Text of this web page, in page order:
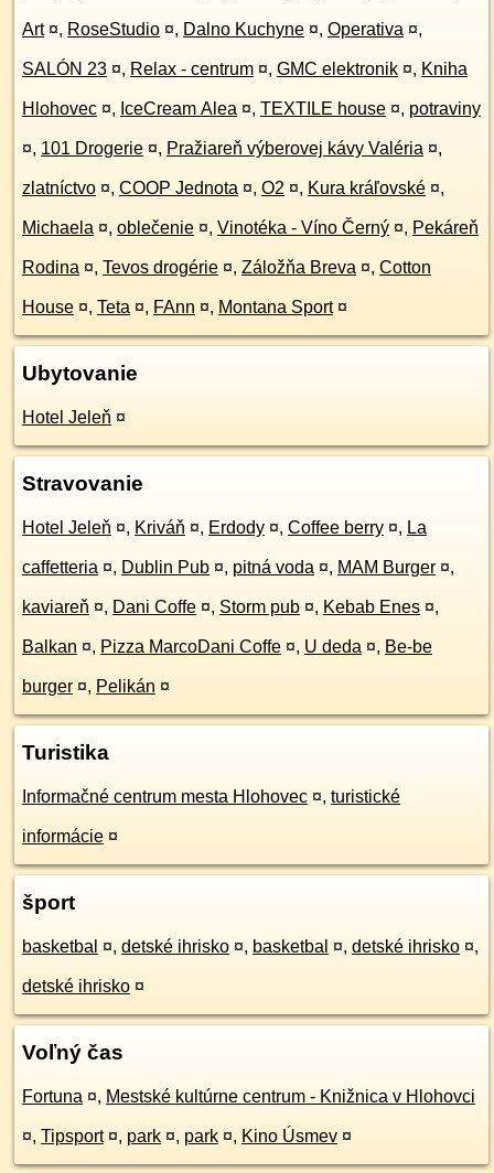
Art ¤, RoseStudio ¤, Dalno Kuchyne ¤, Operativa ¤,
SALÓN 23 ¤, Relax - centrum ¤, GMC elektronik ¤, Kniha
Hlohovec ¤, IceCream Alea ¤, TEXTILE house ¤, potraviny
¤, 101 Drogerie ¤, Pražiareň výberovej kávy Valéria ¤,
zlatníctvo ¤, COOP Jednota ¤, O2 ¤, Kura kráľovské ¤,
Michaela ¤, oblečenie ¤, Vinotéka - Víno Černý ¤, Pekáreň
Rodina ¤, Tevos drogérie ¤, Záložňa Breva ¤, Cotton
House ¤, Teta ¤, FAnn ¤, Montana Sport ¤
Ubytovanie
Hotel Jeleň ¤
Stravovanie
Hotel Jeleň ¤, Kriváň ¤, Erdody ¤, Coffee berry ¤, La
caffetteria ¤, Dublin Pub ¤, pitná voda ¤, MAM Burger ¤,
kaviareň ¤, Dani Coffe ¤, Storm pub ¤, Kebab Enes ¤,
Balkan ¤, Pizza MarcoDani Coffe ¤, U deda ¤, Be-be
burger ¤, Pelikán ¤
Turistika
Informačné centrum mesta Hlohovec ¤, turistické
informácie ¤
šport
basketbal ¤, detské ihrisko ¤, basketbal ¤, detské ihrisko ¤,
detské ihrisko ¤
Voľný čas
Fortuna ¤, Mestské kultúrne centrum - Knižnica v Hlohovci
¤, Tipsport ¤, park ¤, park ¤, Kino Úsmev ¤